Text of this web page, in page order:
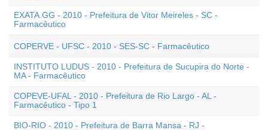
EXATA.GG - 2010 - Prefeitura de Vitor Meireles - SC -
Farmacêutico
COPERVE - UFSC - 2010 - SES-SC - Farmacêutico
INSTITUTO LUDUS - 2010 - Prefeitura de Sucupira do Norte -
MA - Farmacêutico
COPEVE-UFAL - 2010 - Prefeitura de Rio Largo - AL -
Farmacêutico - Tipo 1
BIO-RIO - 2010 - Prefeitura de Barra Mansa - RJ -